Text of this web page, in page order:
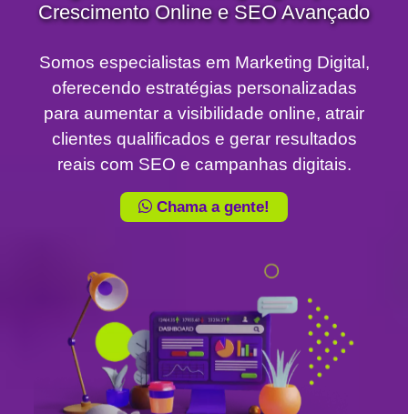
Crescimento Online e SEO Avançado
Somos especialistas em Marketing Digital,
oferecendo estratégias personalizadas
para aumentar a visibilidade online, atrair
clientes qualificados e gerar resultados
reais com SEO e campanhas digitais.
Chama a gente!